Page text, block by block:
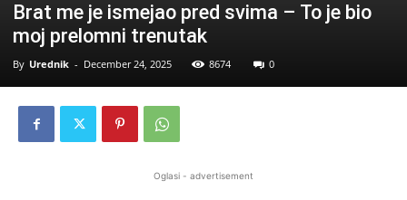
Brat me je ismejao pred svima – To je bio
moj prelomni trenutak
By Urednik - December 24, 2025 8674 0
Oglasi - advertisement